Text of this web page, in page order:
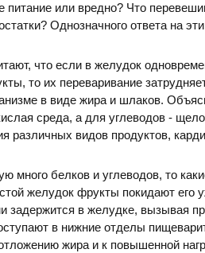
питание или вредно? Что
Однозначного ответа на
что если в желудок
то их переваривание
в виде жира и шлаков.
среда, а для углеводов -
различных видов продуктов,
белков и углеводов, то
желудок фрукты покидают его
задержится в желудке, вызывая
в нижние отделы
жира и к повышенной